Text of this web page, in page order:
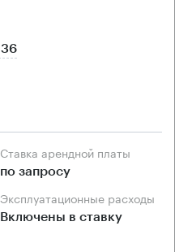
Ставка арендной платы
по запросу
Эксплуатационные расходы
Включены в ставку